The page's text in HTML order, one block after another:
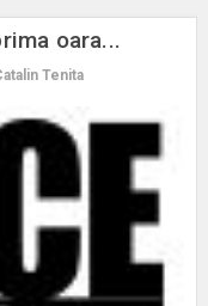
oara...
Tenita